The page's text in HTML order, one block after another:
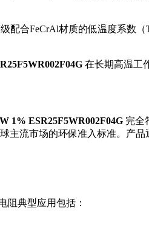
配合FeCrAl材质的低温度系数（
在长期高温工
1% ESR25F5WR002F04G 完全
主流市场的环保准入标准。产
阻典型应用包括：